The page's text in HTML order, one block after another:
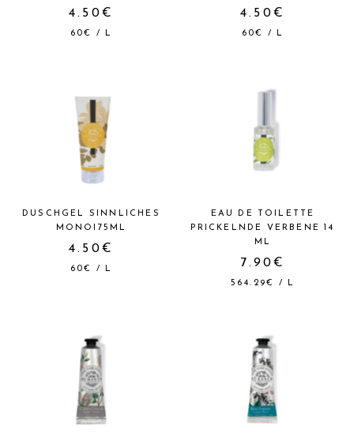
4.50€
60€ / L
4.50€
60€ / L
DUSCHGEL SINNLICHES
MONOI75ML
4.50€
60€ / L
EAU DE TOILETTE
PRICKELNDE VERBENE 14
ML
7.90€
564.29€ / L